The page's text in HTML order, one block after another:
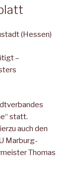
(Hessen)
–
statt.
auch den
Marburg-
Thomas